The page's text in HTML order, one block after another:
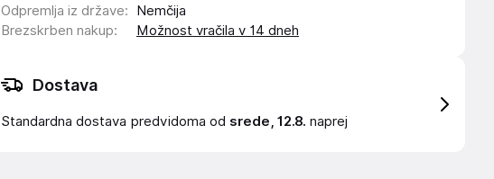
Odpremlja iz države:
Nemčija
Brezskrben nakup: Možnost vračila v 14 dneh
Dostava
Standardna dostava predvidoma od srede, 12.8. naprej